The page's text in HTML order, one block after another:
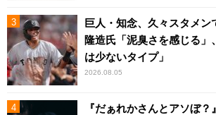
巨人・知念、久々スタメン
隆造氏「泥臭さを感じる」
は少ないタイプ」
2026.08.05
『だぁれかさんとアソぼ